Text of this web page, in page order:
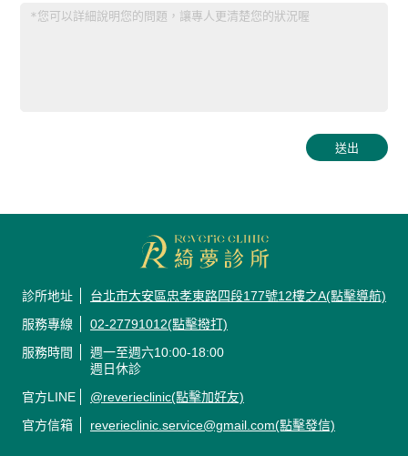
診所地址
台北市大安區忠孝東路四段177號12樓之A(點擊導航)
服務專線
02-27791012(點擊撥打)
服務時間
週一至週六10:00-18:00
週日休診
官方LINE
@reverieclinic(點擊加好友)
官方信箱
reverieclinic.service@gmail.com(點擊發信)